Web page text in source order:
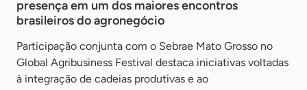
presença em um dos maiores encontros
brasileiros do agronegócio
Participação conjunta com o Sebrae Mato Grosso no
Global Agribusiness Festival destaca iniciativas voltadas
à integração de cadeias produtivas e ao